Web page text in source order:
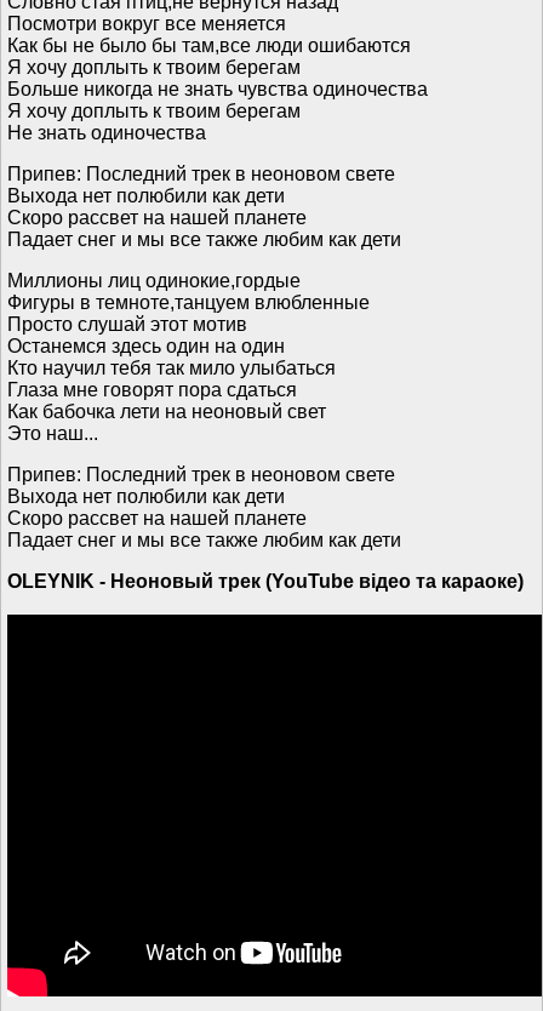
Посмотри вокруг все меняется
Как бы не было бы там,все люди ошибаются
Я хочу доплыть к твоим берегам
Больше никогда не знать чувства одиночества
Я хочу доплыть к твоим берегам
Не знать одиночества
Припев: Последний трек в неоновом свете
Выхода нет полюбили как дети
Скоро рассвет на нашей планете
Падает снег и мы все также любим как дети
Миллионы лиц одинокие,гордые
Фигуры в темноте,танцуем влюбленные
Просто слушай этот мотив
Останемся здесь один на один
Кто научил тебя так мило улыбаться
Глаза мне говорят пора сдаться
Как бабочка лети на неоновый свет
Это наш...
Припев: Последний трек в неоновом свете
Выхода нет полюбили как дети
Скоро рассвет на нашей планете
Падает снег и мы все также любим как дети
OLEYNIK - Неоновый трек (YouTube відео та караоке)